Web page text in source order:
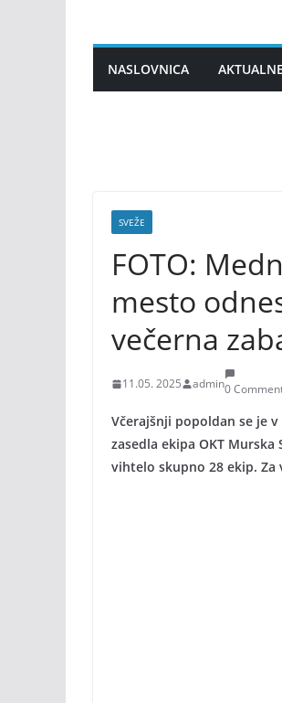
contentNASLOVNICA
SVEŽE
FOTO:
mesto
večerna
11.05. 2025 admin0
Včerajšnji popoldan se je
zasedla ekipa OKT
vihtelo skupno 28 ekip. Za